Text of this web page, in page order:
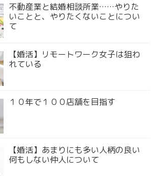
不動産業と結婚相談所業……やりた
いことと、やりたくないことについ
て
【婚活】リモートワーク女子は狙わ
れている
１０年で１００店舗を目指す
【婚活】あまりにも多い人柄の良い
何もしない仲人について